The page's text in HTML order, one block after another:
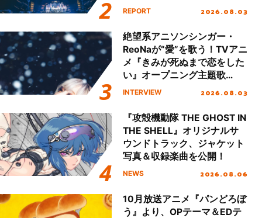
Final「NICE to meet YOU
ート!!
REPORT 2026.08.03
絶望系アニソンシンガー・
ReoNaが“愛”を歌う！TVアニ
メ『きみが死ぬまで恋をした
い』オープニング主題歌
「Amore」インタビュー
INTERVIEW 2026.08.03
『攻殻機動隊 THE GHOST IN
THE SHELL』オリジナルサ
ウンドトラック、ジャケット
写真＆収録楽曲を公開！
NEWS 2026.08.06
10月放送アニメ『パンどろぼ
う』より、OPテーマ＆EDテ